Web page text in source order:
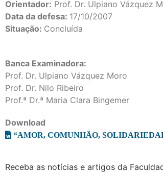
Orientador: Prof. Dr. Ulpiano Vázquez
Data da defesa: 17/10/2007
Situação: Concluída
Banca Examinadora:
Prof. Dr. Ulpiano Vázquez Moro
Prof. Dr. Nilo Ribeiro
Prof.ª Dr.ª Maria Clara Bingemer
Download
“AMOR, COMUNHÃO,
Receba as notícias e artigos da